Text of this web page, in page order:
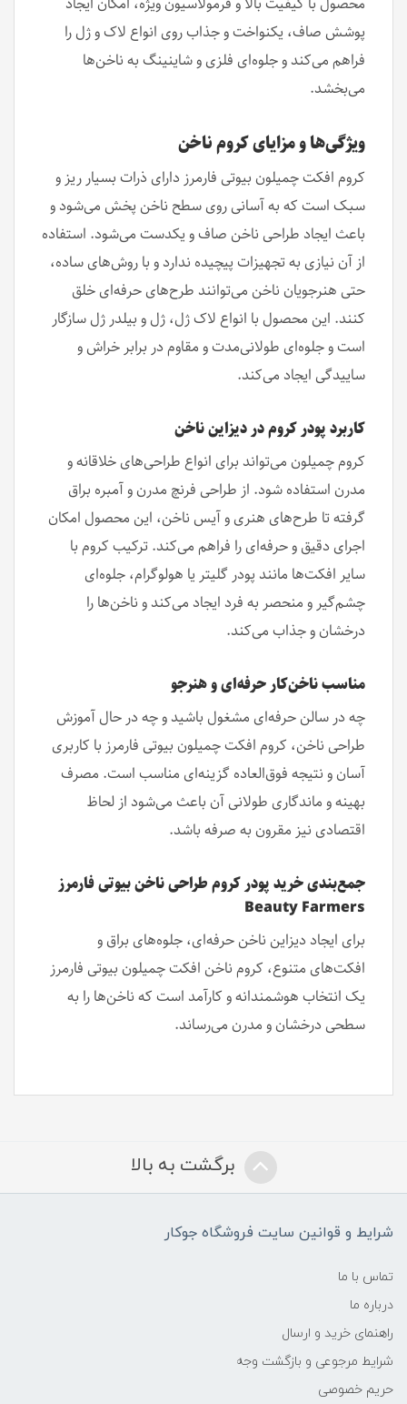
پوشش صاف، یکنواخت و جذاب روی انواع لاک و ژل را
فراهم می‌کند و جلوه‌ای فلزی و شاینینگ به ناخن‌ها
می‌بخشد.
ویژگی‌ها و مزایای کروم ناخن
کروم افکت چمیلون بیوتی فارمرز دارای ذرات بسیار ریز و
سبک است که به آسانی روی سطح ناخن پخش می‌شود و
باعث ایجاد طراحی ناخن صاف و یکدست می‌شود. استفاده
از آن نیازی به تجهیزات پیچیده ندارد و با روش‌های ساده،
حتی هنرجویان ناخن می‌توانند طرح‌های حرفه‌ای خلق
کنند. این محصول با انواع لاک ژل، ژل و بیلدر ژل سازگار
است و جلوه‌ای طولانی‌مدت و مقاوم در برابر خراش و
ساییدگی ایجاد می‌کند.
کاربرد پودر کروم در دیزاین ناخن
کروم چمیلون می‌تواند برای انواع طراحی‌های خلاقانه و
مدرن استفاده شود. از طراحی فرنچ مدرن و آمبره براق
گرفته تا طرح‌های هنری و آیس ناخن، این محصول امکان
اجرای دقیق و حرفه‌ای را فراهم می‌کند. ترکیب کروم با
سایر افکت‌ها مانند پودر گلیتر یا هولوگرام، جلوه‌ای
چشم‌گیر و منحصر به فرد ایجاد می‌کند و ناخن‌ها را
درخشان و جذاب می‌کند.
مناسب ناخن‌کار حرفه‌ای و هنرجو
چه در سالن حرفه‌ای مشغول باشید و چه در حال آموزش
طراحی ناخن، کروم افکت چمیلون بیوتی فارمرز با کاربری
آسان و نتیجه فوق‌العاده گزینه‌ای مناسب است. مصرف
بهینه و ماندگاری طولانی آن باعث می‌شود از لحاظ
اقتصادی نیز مقرون به صرفه باشد.
جمع‌بندی خرید پودر کروم طراحی ناخن بیوتی فارمرز
Beauty Farmers
برای ایجاد دیزاین ناخن حرفه‌ای، جلوه‌های براق و
افکت‌های متنوع، کروم ناخن افکت چمیلون بیوتی فارمرز
یک انتخاب هوشمندانه و کارآمد است که ناخن‌ها را به
سطحی درخشان و مدرن می‌رساند.
برگشت به بالا
شرایط و قوانین سایت فروشگاه جوکار
تماس با ما
درباره ما
راهنمای خرید و ارسال
شرایط مرجوعی و بازگشت وجه
حریم خصوصی